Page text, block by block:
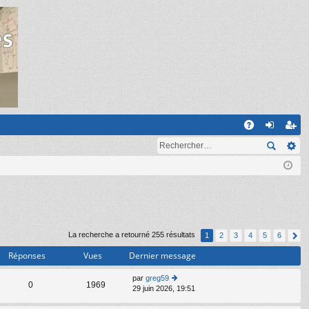
on ns
cri
La recherche a retourné 255 résultats 1 2 3 4 5 6
Réponses Vues Dernier message
0 1969
par greg59
o
29 juin 2026, 19:51